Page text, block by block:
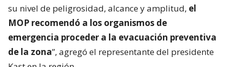
su nivel de peligrosidad, alcance y amplitud, el
MOP recomendó a los organismos de
emergencia proceder a la evacuación preventiva
de la zona”, agregó el representante del presidente